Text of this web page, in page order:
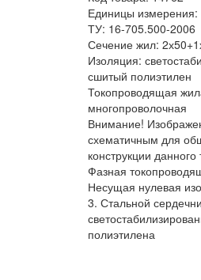
Единицы
ТУ: 16-705.500-2006
Сечение жил:
Изоляция:
сшитый полиэтилен
Токопроводящая
многопроволочная
Внимание!
схематичным для
конструкции
Фазная
Несущая нулевая
3. Стальной
полиэтилена